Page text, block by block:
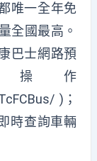
唯一全年免
全國最高。
巴士網路預
作
)；
時查詢車輛